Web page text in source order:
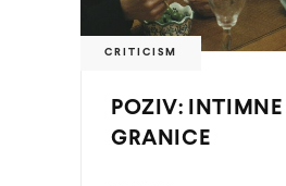
CRITICISM
POZIV: INTIMNE
GRANICE